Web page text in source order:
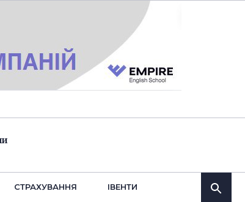
СТРАХУВАННЯ IВЕНТИ